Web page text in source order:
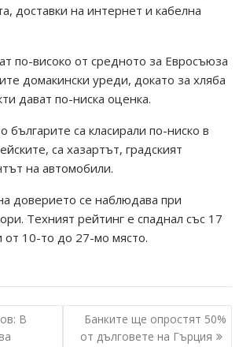
доставки на интернет и кабелна
по-високо от средното за Евросъюза
домакински уреди, докато за хляба
дават по-ниска оценка.
българите са класирали по-ниско в
са хазартът, градският
на автомобили.
доверието се наблюдава при
Техният рейтинг е спаднал със 17
от 10-то до 27-мо място.
В
Банките ще опростят 50%
от дълговете на Гърция